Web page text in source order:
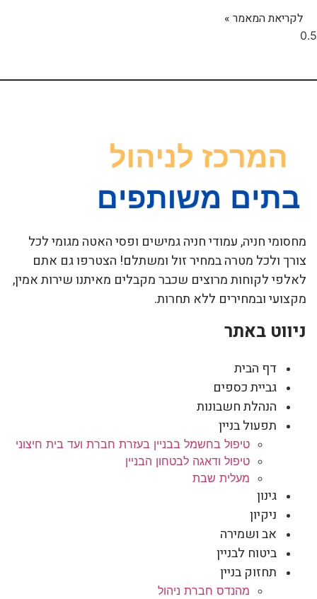
לקריאת המאמר »
מחסומי חניה, עמודי חניה גמישים ופסי האטה מגומי לכל
צורך ולכל מטרה במחיר זול ומשתלם! הצטרפו גם אתם
לאלפי לקוחות מרוצים שכבר מקבלים מאיתנו שירות אמין,
מקצועי ובמחירים ללא תחרות.
ניווט באתר
דף הבית
גביית כספים
הנהלת חשבונות
תפעול בניין
טיפול בחשמל בבניין בעזרת חברת ועד בית חיצוני
טיפול ודאגה לבטחון הבניין
מעלית שבת
גינון
ניקיון
אב ושמירה
ביטוח לבניין
תחזוק בניין
מהנדס חברת ניהול